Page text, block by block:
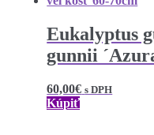
Eukalyptus
gunnii
60,00€ s DPH
Kúpiť